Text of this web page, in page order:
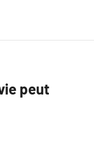
peut